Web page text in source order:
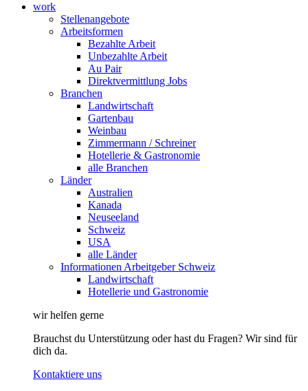
work
Stellenangebote
Arbeitsformen
Bezahlte Arbeit
Unbezahlte Arbeit
Au Pair
Direktvermittlung Jobs
Branchen
Landwirtschaft
Gartenbau
Weinbau
Zimmermann / Schreiner
Hotellerie & Gastronomie
alle Branchen
Länder
Australien
Kanada
Neuseeland
Schweiz
USA
alle Länder
Informationen Arbeitgeber Schweiz
Landwirtschaft
Hotellerie und Gastronomie
wir helfen gerne
Brauchst du Unterstützung oder hast du Fragen? Wir sind für
dich da.
Kontaktiere uns